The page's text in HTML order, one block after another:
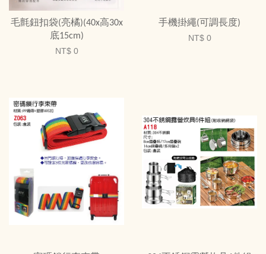
毛氈鈕扣袋(亮橘)(40x高30x
底15cm)
NT$ 0
手機掛繩(可調長度)
NT$ 0